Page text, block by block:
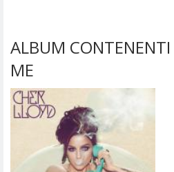
ALBUM
ME